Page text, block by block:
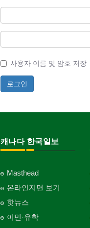
사용자 이름 및 암호 저장
캐나다 한국일보
Masthead
온라인지면 보기
핫뉴스
이민·유학